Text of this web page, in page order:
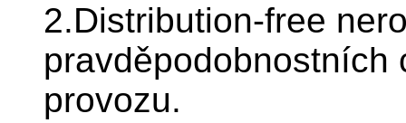
2.Distribution-free
pravděpodobnostních
provozu.